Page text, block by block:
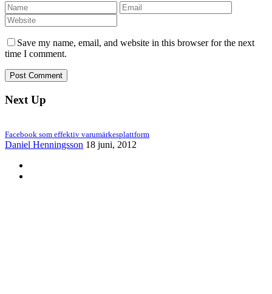
Save my name, email, and website in this browser for the next
time I comment.
Next Up
Facebook som effektiv varumärkesplattform
Daniel Henningsson 18 juni, 2012